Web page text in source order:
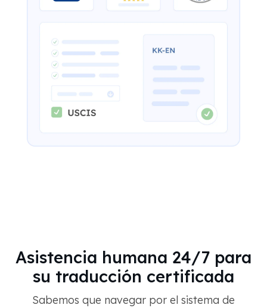
Asistencia humana 24/7 para
su traducción certificada
Sabemos que navegar por el sistema de